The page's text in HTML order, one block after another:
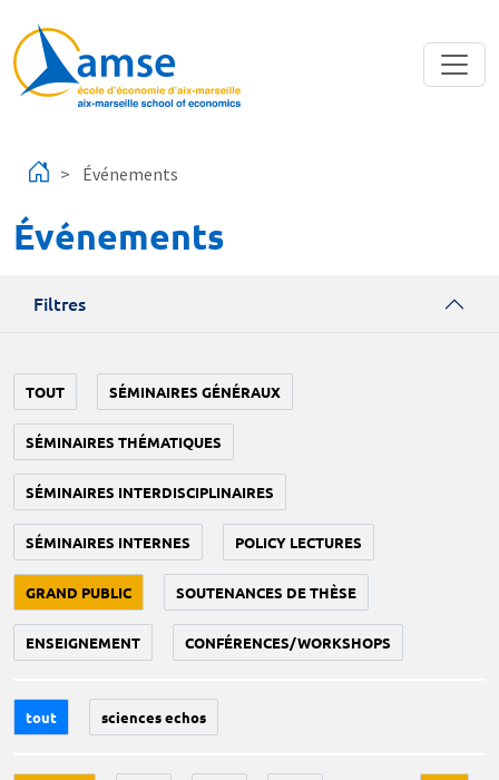
Événements
Événements
Filtres
TOUT SÉMINAIRES GÉNÉRAUX
SÉMINAIRES THÉMATIQUES
SÉMINAIRES INTERDISCIPLINAIRES
SÉMINAIRES INTERNES POLICY LECTURES
GRAND PUBLIC SOUTENANCES DE THÈSE
ENSEIGNEMENT CONFÉRENCES/WORKSHOPS
tout sciences echos